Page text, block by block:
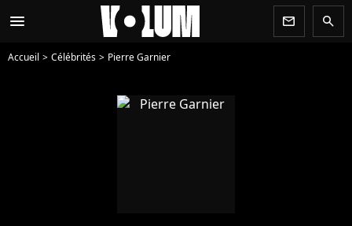
menu newsletter search
Accueil Célébrités Pierre Garnier